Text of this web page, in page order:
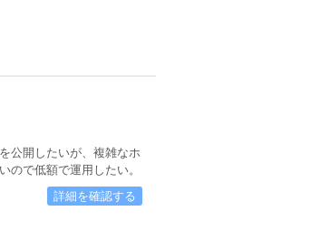
公開したいが、複雑なホ
ので低額で運用したい。
詳細を確認する